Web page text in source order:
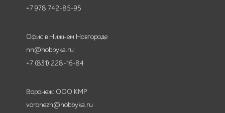
+7 978 742-85-95
Офис в Нижнем Новгороде
nn@hobbyka.ru
+7 (831) 228-16-84
Воронеж: ООО КМР
voronezh@hobbyka.ru